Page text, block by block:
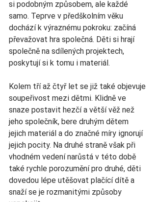
si podobným způsobem, ale každé
samo. Teprve v předškolním věku
dochází k výraznému pokroku: začíná
převažovat hra společná. Děti si hrají
společně na sdílených projektech,
poskytují si k tomu i materiál.
Kolem tří až čtyř let se již také objevuje
soupeřivost mezi dětmi. Klidně ve
snaze postavit hezčí a větší věž než
jeho společník, bere druhým dětem
jejich materiál a do značné míry ignorují
jejich pocity. Na druhé straně však při
vhodném vedení narůstá v této době
také rychle porozumění pro druhé, děti
dovedou lépe utěšovat plačící dítě a
snaží se je rozmanitými způsoby